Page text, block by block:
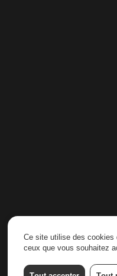
Ce site utilise des cookies
ceux que vous souhaitez